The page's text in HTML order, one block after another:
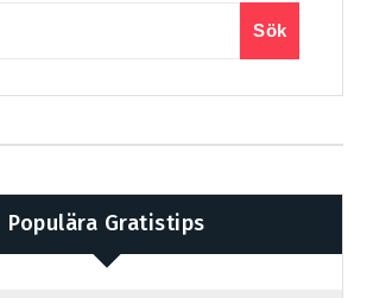
Sök
Populära Gratistips